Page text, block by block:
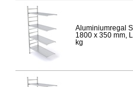
Aluminiumregal
1800 x 350 mm,
kg